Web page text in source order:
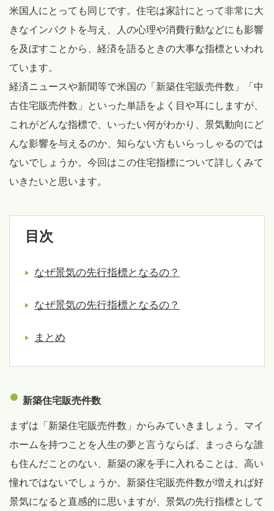
米国人にとっても同じです。住宅は家計にとって非常に大
きなインパクトを与え、人の心理や消費行動などにも影響
を及ぼすことから、経済を語るときの大事な指標といわれ
ています。
経済ニュースや新聞等で米国の「新築住宅販売件数」「中
古住宅販売件数」といった単語をよく目や耳にしますが、
これがどんな指標で、いったい何がわかり、景気動向にど
んな影響を与えるのか、知らない方もいらっしゃるのでは
ないでしょうか。今回はこの住宅指標について詳しくみて
いきたいと思います。
目次
なぜ景気の先行指標となるの？
なぜ景気の先行指標となるの？
まとめ
新築住宅販売件数
まずは「新築住宅販売件数」からみていきましょう。マイ
ホームを持つことを人生の夢と言うならば、まっさらな誰
も住んだことのない、新築の家を手に入れることは、高い
憧れではないでしょうか。新築住宅販売件数が増えれば好
景気になると直感的に思いますが、景気の先行指標として